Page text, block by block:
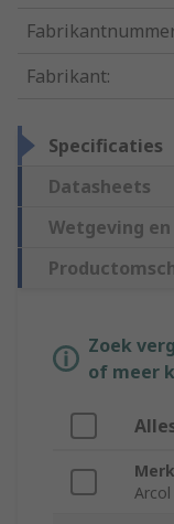
Fabrikant:
Specificaties
Datasheets
Wetgeving
Zoek
of meer
Merk
Arcol